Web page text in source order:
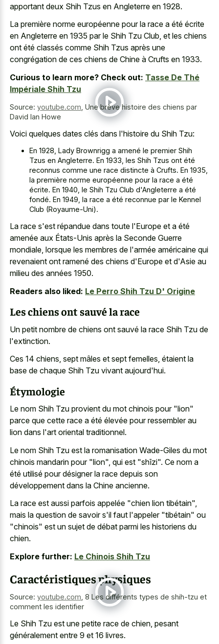
apportant deux Shih Tzus en Angleterre en 1928.
La première norme européenne pour la race a été écrite
en Angleterre en 1935 par le Shih Tzu Club, et les chiens
ont été classés comme Shih Tzus après une
congrégation de ces chiens de Chine à Crufts en 1933.
Curious to learn more? Check out: Tasse De Thé
Impériale Shih Tzu
Source: youtube.com Une brève histoire des chiens par
David Ian Howe
Voici quelques dates clés dans l'histoire du Shih Tzu:
En 1928, Lady Brownrigg a amené le premier Shih
Tzus en Angleterre. En 1933, les Shih Tzus ont été
reconnus comme une race distincte à Crufts. En 1935,
la première norme européenne pour la race a été
écrite. En 1940, le Shih Tzu Club d'Angleterre a été
fondé. En 1949, la race a été reconnue par le Kennel
Club (Royaume-Uni).
La race s'est répandue dans toute l'Europe et a été
amenée aux États-Unis après la Seconde Guerre
mondiale, lorsque les membres de l'armée américaine qui
revenaient ont ramené des chiens d'Europe et d'Asie au
milieu des années 1950.
Readers also liked: Le Perro Shih Tzu D' Origine
Les chiens ont sauvé la race
Un petit nombre de chiens ont sauvé la race Shih Tzu de
l'extinction.
Ces 14 chiens, sept mâles et sept femelles, étaient la
base de chaque Shih Tzu vivant aujourd'hui.
Étymologie
Le nom Shih Tzu provient du mot chinois pour "lion"
parce que cette race a été élevée pour ressembler au
lion dans l'art oriental traditionnel.
Le nom Shih Tzu est la romanisation Wade-Giles du mot
chinois mandarin pour "lion", qui est "shīzi". Ce nom a
été utilisé pour désigner la race depuis son
développement dans la Chine ancienne.
La race est aussi parfois appelée "chien lion tibétain",
mais la question de savoir s'il faut l'appeler "tibétain" ou
"chinois" est un sujet de débat parmi les historiens du
chien.
Explore further: Le Chinois Shih Tzu
Caractéristiques physiques
Source: youtube.com 8 Les différents types de shih-tzu et
comment les identifier
Le Shih Tzu est une petite race de chien, pesant
généralement entre 9 et 16 livres.